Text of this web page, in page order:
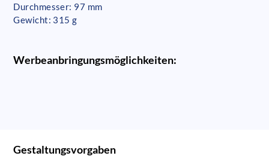
Durchmesser: 97 mm
Gewicht: 315 g
Werbeanbringungsmöglichkeiten:
Gestaltungsvorgaben